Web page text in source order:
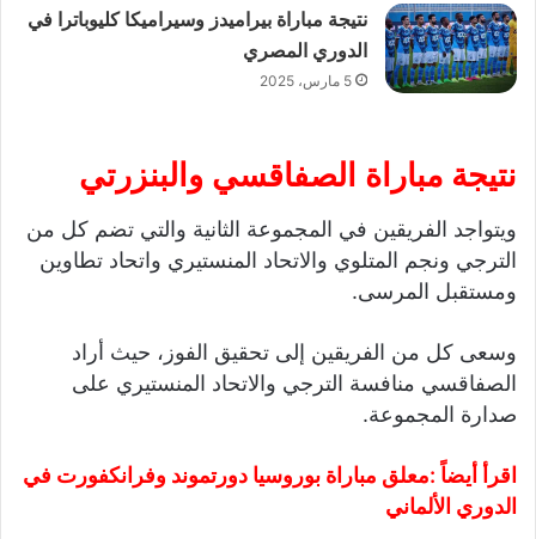
نتيجة مباراة بيراميدز وسيراميكا كليوباترا في
الدوري المصري
5 مارس، 2025
نتيجة مباراة الصفاقسي والبنزرتي
ويتواجد الفريقين في المجموعة الثانية والتي تضم كل من
الترجي ونجم المتلوي والاتحاد المنستيري واتحاد تطاوين
ومستقبل المرسى.
وسعى كل من الفريقين إلى تحقيق الفوز، حيث أراد
الصفاقسي منافسة الترجي والاتحاد المنستيري على
صدارة المجموعة.
اقرأ أيضاً :معلق مباراة بوروسيا دورتموند وفرانكفورت في
الدوري الألماني